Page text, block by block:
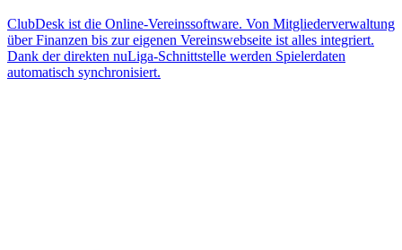
ClubDesk ist die Online-Vereinssoftware. Von Mitgliederverwaltung
über Finanzen bis zur eigenen Vereinswebseite ist alles integriert.
Dank der direkten nuLiga-Schnittstelle werden Spielerdaten
automatisch synchronisiert.